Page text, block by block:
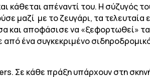
κάθεται απέναντί του. Η σύζυγός
μαζί με το ζευγάρι, τα τελευταία
και αποφάσισε να «ξεφορτωθεί»
ένα συγκεκριμένο
Σε κάθε πράξη υπάρχουν στη